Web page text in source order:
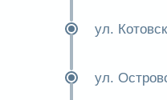
ул.
ул.